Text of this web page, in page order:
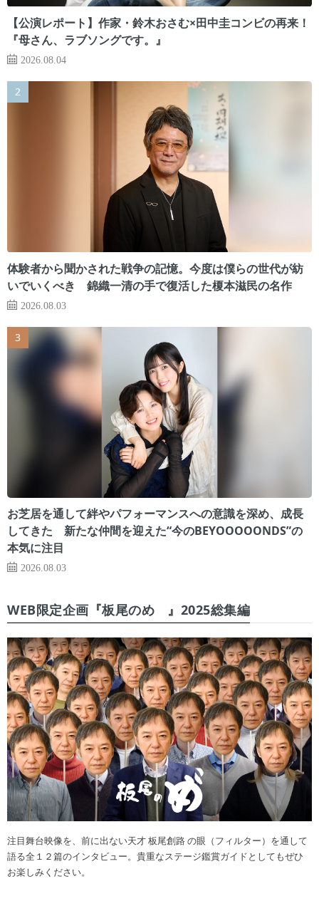
【公演レポート】作家・鈴木おさむ×田中圭コンビの再来！
『母さん、ラブソングです。』
2026.08.04
体験者から聞かされた戦争の記憶。今度は僕らの世代が紡
いでいくべき 錦織一清の手で復活した榎本滋民の名作
2026.08.03
お芝居を通して絆やパフォーマンスへの意識を深め、成長
してきた 新たな仲間を迎えた“今のBEYOOOOONDS”の
本気に注目
2026.08.03
WEB限定企画『板尾のめ゙』2025総集編
注目舞台映像を、前に出ない天才 板尾創路 の眼（フィルター）を通して
語る全１２篇のインタビュー。貴重なステージ鑑賞ガイドとしてもぜひ
お楽しみください。